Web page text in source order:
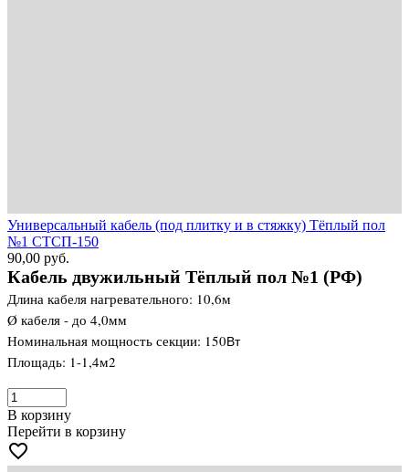
Универсальный кабель (под плитку и в стяжку) Тёплый пол
№1 СТСП-150
90,00 руб.
Кабель двужильный Тёплый пол №1 (РФ)
Длина кабеля нагревательного: 10,6м
Ø кабеля - до 4,0мм
Номинальная мощность секции: 150Вт
Площадь: 1-1,4м2
В корзину
Перейти в корзину
favorite_border